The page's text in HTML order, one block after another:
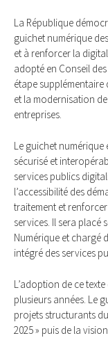
La République
guichet numérique
et à renforcer la
adopté en Conseil
étape supplémentaire
et la modernisation
entreprises.
Le guichet
sécurisé et
services publics
l’accessibilité des
traitement et
services. Il sera placé
Numérique et chargé
intégré des services
L’adoption de ce
plusieurs années. Le
projets structurants
2025 » puis de la